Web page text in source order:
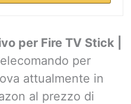
per Fire TV Stick |
per
attualmente in
al prezzo di